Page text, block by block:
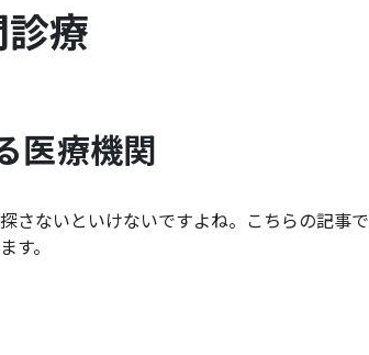
療
医療機関
さないといけないですよね。こちらの記事で
す。